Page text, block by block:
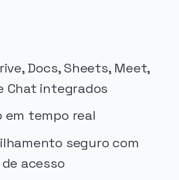
Docs, Sheets, Meet,
Chat integrados
em tempo real
seguro com
acesso